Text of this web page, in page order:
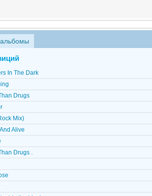
альбомы
In The Dark
Drugs
Mix)
Alive
Drugs .